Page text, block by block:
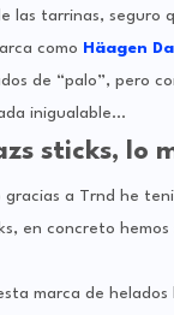
las tarrinas, seguro
como Häagen
de “palo”, pero
inigualable…
sticks, lo
gracias a Trnd he
en concreto
marca de